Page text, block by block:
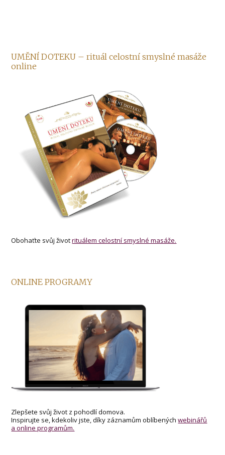
UMĚNÍ DOTEKU – rituál celostní smyslné masáže
online
Obohaťte svůj životrituálem celostní smyslné masáže.
ONLINE PROGRAMY
Zlepšete svůj život z pohodlí domova.
Inspirujte se, kdekoliv jste, díky záznamům oblíbenýchwebinářů
a online programům.